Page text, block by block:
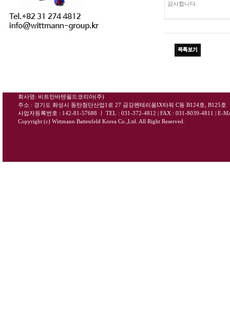
감사합니다
회사명: 비트만바텐필드코리아(주)
주소 : 경기도 화성시 동탄첨단산업1로 27 금강펜테리움IX타워 C동 B124호, B125호
사업자등록번호 : 142-81-57688
ㅣ TEL : 031-372-4812 | FAX : 031-8039-4811 | E-
Copyright (c) Wittmann Battenfeld Korea Co.,Ltd. All Right Reserved.